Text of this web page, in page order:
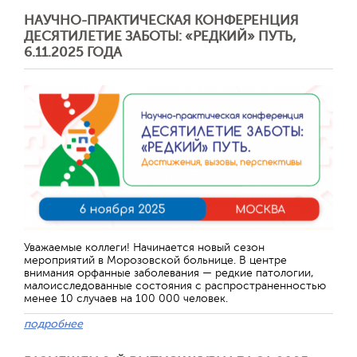
НАУЧНО-ПРАКТИЧЕСКАЯ КОНФЕРЕНЦИЯ
ДЕСЯТИЛЕТИЕ ЗАБОТЫ: «РЕДКИЙ» ПУТЬ,
6.11.2025 ГОДА
Уважаемые коллеги! Начинается новый сезон
мероприятий в Морозовской больнице. В центре
внимания орфанные заболевания — редкие патологии,
малоисследованные состояния с распространенностью
менее 10 случаев на 100 000 человек.
подробнее